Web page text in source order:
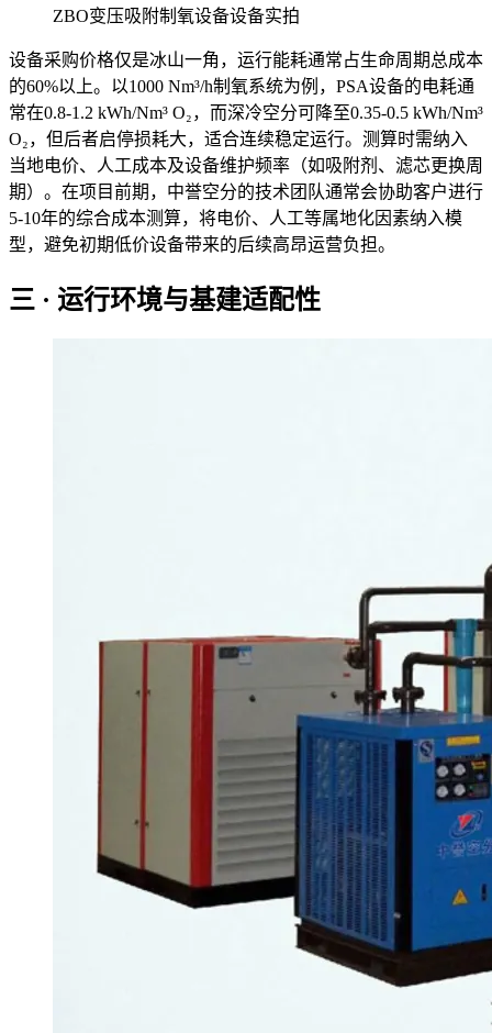
ZBO变压吸附制氧设备设备实拍
设备采购价格仅是冰山一角，运行能耗通常占生命周期总成本
的60%以上。以1000 Nm³/h制氧系统为例，PSA设备的电耗通
常在0.8-1.2 kWh/Nm³ O₂，而深冷空分可降至0.35-0.5 kWh/Nm³
O₂，但后者启停损耗大，适合连续稳定运行。测算时需纳入
当地电价、人工成本及设备维护频率（如吸附剂、滤芯更换周
期）。在项目前期，中誉空分的技术团队通常会协助客户进行
5-10年的综合成本测算，将电价、人工等属地化因素纳入模
型，避免初期低价设备带来的后续高昂运营负担。
三 · 运行环境与基建适配性